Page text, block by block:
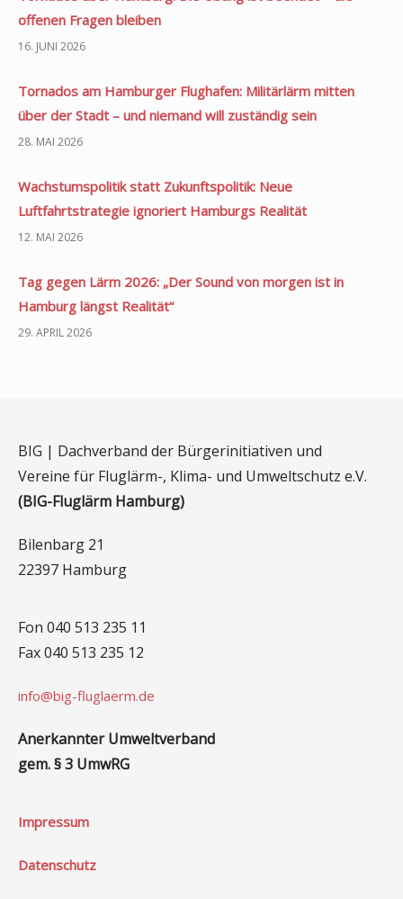
offenen Fragen bleiben
16. JUNI 2026
Tornados am Hamburger Flughafen: Militärlärm mitten
über der Stadt – und niemand will zuständig sein
28. MAI 2026
Wachstumspolitik statt Zukunftspolitik: Neue
Luftfahrtstrategie ignoriert Hamburgs Realität
12. MAI 2026
Tag gegen Lärm 2026: „Der Sound von morgen ist in
Hamburg längst Realität“
29. APRIL 2026
BIG | Dachverband der Bürgerinitiativen und
Vereine für Fluglärm-, Klima- und Umweltschutz e.V.
(BIG-Fluglärm Hamburg)
Bilenbarg 21
22397 Hamburg
Fon 040 513 235 11
Fax 040 513 235 12
info@big-fluglaerm.de
Anerkannter Umweltverband
gem. § 3 UmwRG
Impressum
Datenschutz